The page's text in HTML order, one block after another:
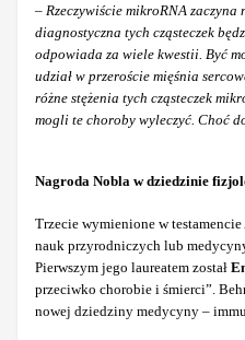
– Rzeczywiście mikroRNA
diagnostyczna tych cząsteczek
odpowiada za wiele kwestii. Być
udział w przeroście mięśnia
różne stężenia tych cząsteczek
mogli te choroby wyleczyć. Choć
Nagroda Nobla w dziedzinie
Trzecie wymienione w
nauk przyrodniczych lub
Pierwszym jego laureatem został
przeciwko chorobie i śmierci”.
nowej dziedziny medycyny –